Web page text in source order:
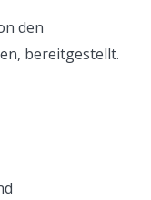
den
bereitgestellt.